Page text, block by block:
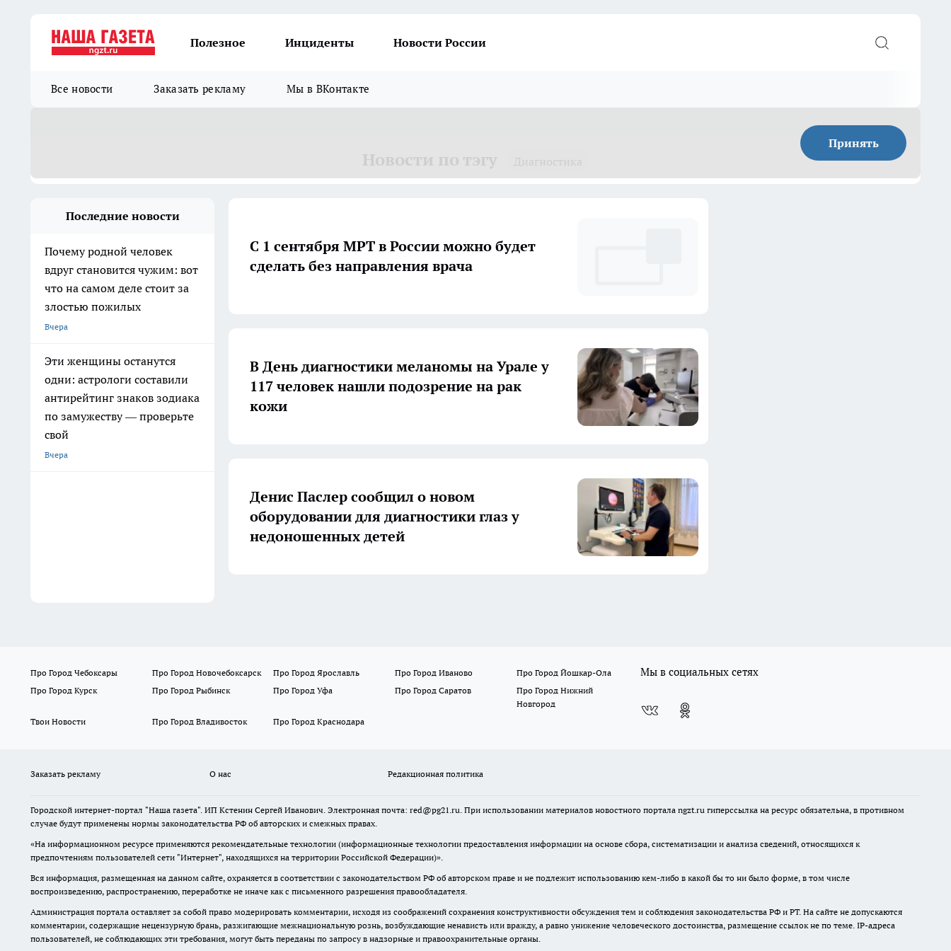
Полезное Инциденты Новости России
Все новости Заказать рекламу Мы в ВКонтакте
Принять
Последние новости
Почему родной человек
вдруг становится чужим: вот
что на самом деле стоит за
злостью пожилых
Вчера
Эти женщины останутся
одни: астрологи составили
антирейтинг знаков зодиака
по замужеству — проверьте
свой
Вчера
С 1 сентября МРТ в России можно будет
сделать без направления врача
В День диагностики меланомы на Урале у
117 человек нашли подозрение на рак
кожи
Денис Паслер сообщил о новом
оборудовании для диагностики глаз у
недоношенных детей
Про Город Чебоксары Про Город Новочебоксарск Про Город Ярославль Про Город Иваново
Про Город Йошкар-Ола
Про Город Курск
Про Город Рыбинск Про Город Уфа Про Город Саратов
Про Город Нижний
Новгород
Твои Новости
Про Город Владивосток Про Город Краснодара
Мы в социальных сетях
Заказать рекламу О нас Редакционная политика
Городской интернет-портал "Наша газета". ИП Кстенин Сергей Иванович. Электронная почта: red@pg21.ru. При использовании материалов новостного портала ngzt.ru гиперссылка на ресурс обязательна, в противном
случае будут применены нормы законодательства РФ об авторских и смежных правах.
«На информационном ресурсе применяются рекомендательные технологии (информационные технологии предоставления информации на основе сбора, систематизации и анализа сведений, относящихся к
предпочтениям пользователей сети "Интернет", находящихся на территории Российской Федерации)».
Вся информация, размещенная на данном сайте, охраняется в соответствии с законодательством РФ об авторском праве и не подлежит использованию кем-либо в какой бы то ни было форме, в том числе
воспроизведению, распространению, переработке не иначе как с письменного разрешения правообладателя.
Администрация портала оставляет за собой право модерировать комментарии, исходя из соображений сохранения конструктивности обсуждения тем и соблюдения законодательства РФ и РТ. На сайте не допускаются
комментарии, содержащие нецензурную брань, разжигающие межнациональную рознь, возбуждающие ненависть или вражду, а равно унижение человеческого достоинства, размещение ссылок не по теме. IP-адреса
пользователей, не соблюдающих эти требования, могут быть переданы по запросу в надзорные и правоохранительные органы.